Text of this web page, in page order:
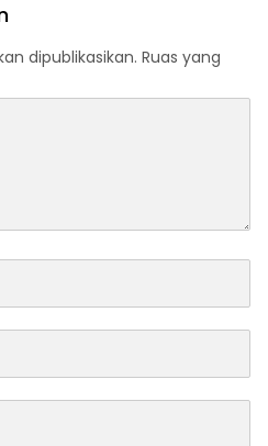
dipublikasikan. Ruas yang